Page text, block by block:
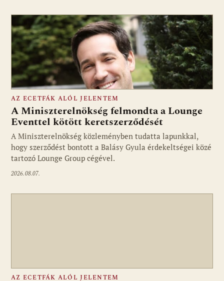
Fotó: media1.hu
AZ ECETFÁK ALÓL JELENTEM
A Miniszterelnökség felmondta a Lounge
Eventtel kötött keretszerződését
A Miniszterelnökség közleményben tudatta lapunkkal,
hogy szerződést bontott a Balásy Gyula érdekeltségei közé
tartozó Lounge Group cégével.
2026.08.07.
AZ ECETFÁK ALÓL JELENTEM